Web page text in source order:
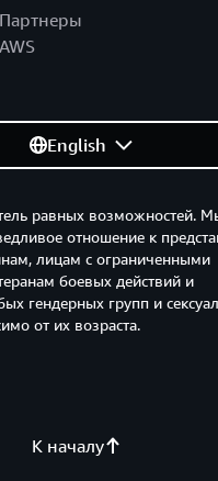
Партнеры
AWS
English
К началу
равных возможностей.
отношение к
лицам с ограниченными
боевых действий и
гендерных групп и
от их возраста.